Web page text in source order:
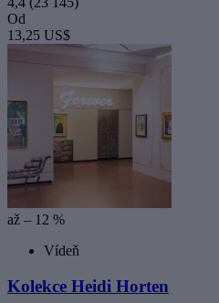
Od
13,25 US$
až – 12 %
Vídeň
Kolekce Heidi Horten